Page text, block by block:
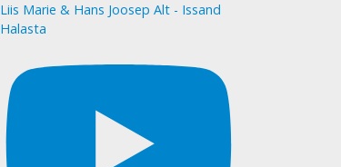
Liis Marie & Hans Joosep Alt - Issand
Halasta